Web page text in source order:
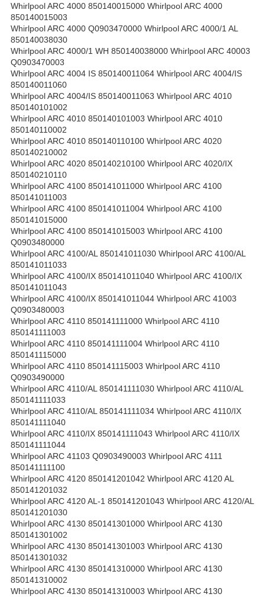
Whirlpool ARC 4000 850140015000 Whirlpool ARC 4000
850140015003
Whirlpool ARC 4000 Q0903470000 Whirlpool ARC 4000/1 AL
850140038030
Whirlpool ARC 4000/1 WH 850140038000 Whirlpool ARC 40003
Q0903470003
Whirlpool ARC 4004 IS 850140011064 Whirlpool ARC 4004/IS
850140011060
Whirlpool ARC 4004/IS 850140011063 Whirlpool ARC 4010
850140101002
Whirlpool ARC 4010 850140101003 Whirlpool ARC 4010
850140110002
Whirlpool ARC 4010 850140110100 Whirlpool ARC 4020
850140210002
Whirlpool ARC 4020 850140210100 Whirlpool ARC 4020/IX
850140210110
Whirlpool ARC 4100 850141011000 Whirlpool ARC 4100
850141011003
Whirlpool ARC 4100 850141011004 Whirlpool ARC 4100
850141015000
Whirlpool ARC 4100 850141015003 Whirlpool ARC 4100
Q0903480000
Whirlpool ARC 4100/AL 850141011030 Whirlpool ARC 4100/AL
850141011033
Whirlpool ARC 4100/IX 850141011040 Whirlpool ARC 4100/IX
850141011043
Whirlpool ARC 4100/IX 850141011044 Whirlpool ARC 41003
Q0903480003
Whirlpool ARC 4110 850141111000 Whirlpool ARC 4110
850141111003
Whirlpool ARC 4110 850141111004 Whirlpool ARC 4110
850141115000
Whirlpool ARC 4110 850141115003 Whirlpool ARC 4110
Q0903490000
Whirlpool ARC 4110/AL 850141111030 Whirlpool ARC 4110/AL
850141111033
Whirlpool ARC 4110/AL 850141111034 Whirlpool ARC 4110/IX
850141111040
Whirlpool ARC 4110/IX 850141111043 Whirlpool ARC 4110/IX
850141111044
Whirlpool ARC 41103 Q0903490003 Whirlpool ARC 4111
850141111100
Whirlpool ARC 4120 850141201042 Whirlpool ARC 4120 AL
850141201032
Whirlpool ARC 4120 AL-1 850141201043 Whirlpool ARC 4120/AL
850141201030
Whirlpool ARC 4130 850141301000 Whirlpool ARC 4130
850141301002
Whirlpool ARC 4130 850141301003 Whirlpool ARC 4130
850141301032
Whirlpool ARC 4130 850141310000 Whirlpool ARC 4130
850141310002
Whirlpool ARC 4130 850141310003 Whirlpool ARC 4130